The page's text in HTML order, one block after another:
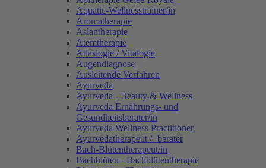
Aquatic-Wellnesstrainer/in
Aromatherapie
Aslantherapie
Atemtherapie
Atlaslogie / Vitalogie
Augendiagnose
Ausleitende Verfahren
Ayurveda
Ayurveda - Beauty & Wellness
Ayurveda Ernährungs- und
Gesundheitsberater/in
Ayurveda Wellness Practitioner
Ayurvedatherapeut / -berater
Bach-Blütentherapeut/in
Bachblüten - Bachblütentherapie